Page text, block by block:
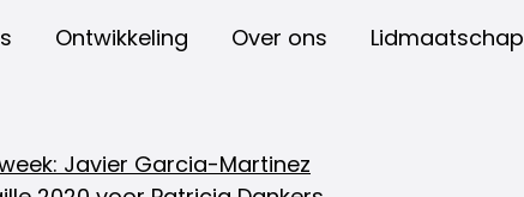
Ontwikkeling Over ons Lidmaatschap
Javier Garcia-Martinez